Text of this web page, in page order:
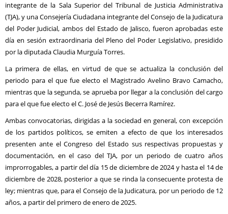
integrante de la Sala Superior del Tribunal de Justicia Administrativa
(TJA), y una Consejería Ciudadana integrante del Consejo de la Judicatura
del Poder Judicial, ambos del Estado de Jalisco, fueron aprobadas este
día en sesión extraordinaria del Pleno del Poder Legislativo, presidido
por la diputada Claudia Murguía Torres.
La primera de ellas, en virtud de que se actualiza la conclusión del
periodo para el que fue electo el Magistrado Avelino Bravo Camacho,
mientras que la segunda, se aprueba por llegar a la conclusión del cargo
para el que fue electo el C. José de Jesús Becerra Ramírez.
Ambas convocatorias, dirigidas a la sociedad en general, con excepción
de los partidos políticos, se emiten a efecto de que los interesados
presenten ante el Congreso del Estado sus respectivas propuestas y
documentación, en el caso del TJA, por un periodo de cuatro años
improrrogables, a partir del día 15 de diciembre de 2024 y hasta el 14 de
diciembre de 2028, posterior a que se rinda la consecuente protesta de
ley; mientras que, para el Consejo de la Judicatura, por un periodo de 12
años, a partir del primero de enero de 2025.